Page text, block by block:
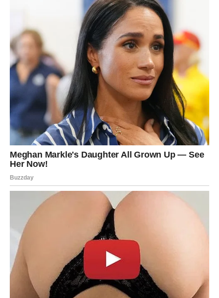
GLUTENU DA SE AKTIVIRA I
STRUKTURA TESTA DA SE
STABILIZUJE, ŠTO OLAKŠAVA RAD SA
NJIM U NAREDNIM FAZAMA.
2. Oblikovanje krafni
Nakon što je testo odstojalo, vreme je za oblikovanje.
Ovaj korak može biti vrlo zabavan, posebno ako pravite
krafne sa decom ili želite da im date zanimljive oblike.
Kako pravilno oblikovati krafne:
Testo razvući na pobrašnjenu površinu
do debljine od
oko 0,5 cm.
Korišćenjem sekača za testo
mini verziju) ili čak sekača za picu– iseći oblike po
želji.
Možete napraviti: